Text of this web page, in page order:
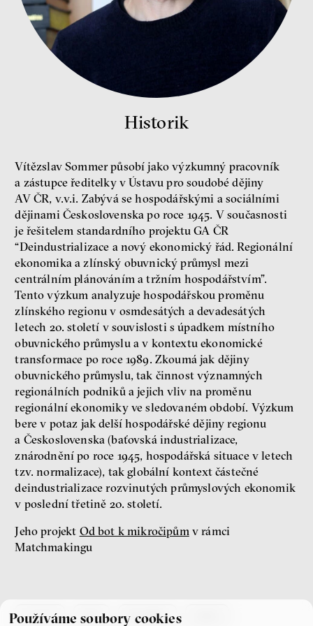
Používáme soubory cookies
ekonomika
Jeffrey Winters o tom, jak
Jeffrey A. Winters
Petr Bittner
peníze demokracie
Nová pravidla
Jakub Rákosník
Ondřej Slačálek
Miroslav Palanský
Lucie Trlifajová
Kateřina Smejkalová
nerovnost ekonomika
Fotogalerie IF 2025
Filozofka
Historik
Vítězslav Sommer působí jako výzkumný pracovník
a zástupce ředitelky v Ústavu pro soudobé dějiny
AV ČR, v.v.i. Zabývá se hospodářskými a sociálními
dějinami Československa po roce 1945. V současnosti
je řešitelem standardního projektu GA ČR
“Deindustrializace a nový ekonomický řád. Regionální
ekonomika a zlínský obuvnický průmysl mezi
centrálním plánováním a tržním hospodářstvím”.
Tento výzkum analyzuje hospodářskou proměnu
zlínského regionu v osmdesátých a devadesátých
letech 20. století v souvislosti s úpadkem místního
obuvnického průmyslu a v kontextu ekonomické
transformace po roce 1989. Zkoumá jak dějiny
obuvnického průmyslu, tak činnost významných
regionálních podniků a jejich vliv na proměnu
regionální ekonomiky ve sledovaném období. Výzkum
bere v potaz jak delší hospodářské dějiny regionu
a Československa (baťovská industrializace,
znárodnění po roce 1945, hospodářská situace v letech
tzv. normalizace), tak globální kontext částečné
deindustrializace rozvinutých průmyslových ekonomik
v poslední třetině 20. století.
Jeho projekt Od bot k mikročipůmv rámci
Matchmakingu
co je if tým kontakty